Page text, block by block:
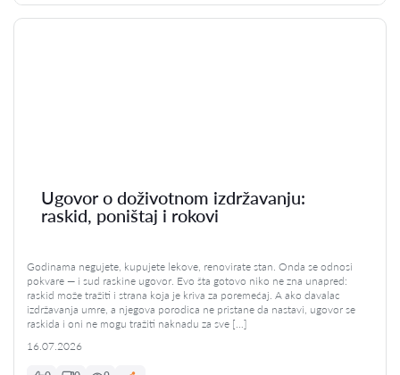
Ugovor o doživotnom izdržavanju:
raskid, poništaj i rokovi
Godinama negujete, kupujete lekove, renovirate stan. Onda se odnosi
pokvare — i sud raskine ugovor. Evo šta gotovo niko ne zna unapred:
raskid može tražiti i strana koja je kriva za poremećaj. A ako davalac
izdržavanja umre, a njegova porodica ne pristane da nastavi, ugovor se
raskida i oni ne mogu tražiti naknadu za sve […]
16.07.2026